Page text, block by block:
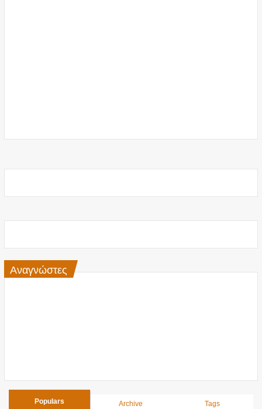
Αναγνώστες
Populars Archive Tags